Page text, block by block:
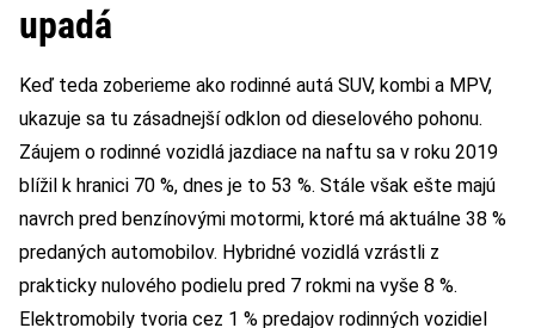
upadá
Keď teda zoberieme ako rodinné autá SUV, kombi a MPV,
ukazuje sa tu zásadnejší odklon od dieselového pohonu.
Záujem o rodinné vozidlá jazdiace na naftu sa v roku 2019
blížil k hranici 70 %, dnes je to 53 %. Stále však ešte majú
navrch pred benzínovými motormi, ktoré má aktuálne 38 %
predaných automobilov. Hybridné vozidlá vzrástli z
prakticky nulového podielu pred 7 rokmi na vyše 8 %.
Elektromobily tvoria cez 1 % predajov rodinných vozidiel